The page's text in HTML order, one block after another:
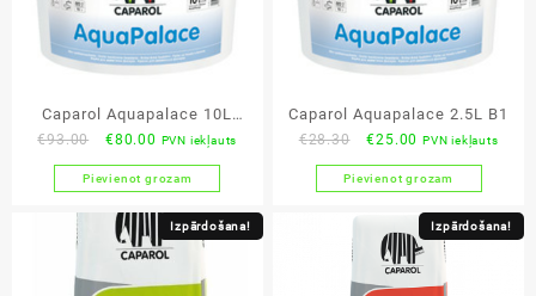
Caparol Aquapalace 10L
pelēka
€93.00
Original
price
was:
€93.00.
€80.00 Current
price
is:
€80.00.
PVN iekļauts
Pievienot grozam
Caparol Aquapalace 2.5L B1
€28.30
Original
price
was:
€28.30.
€25.00 Current
price
is:
€25.00.
PVN iekļauts
Pievienot grozam
Izpārdošana! Izpārdošana!